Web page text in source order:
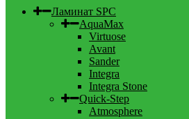
Ламинат SPC
AquaMax
Virtuose
Avant
Sander
Integra
Integra Stone
Quick-Step
Atmosphere